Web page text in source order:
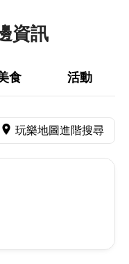
資訊
食 活動
玩樂地圖進階搜尋